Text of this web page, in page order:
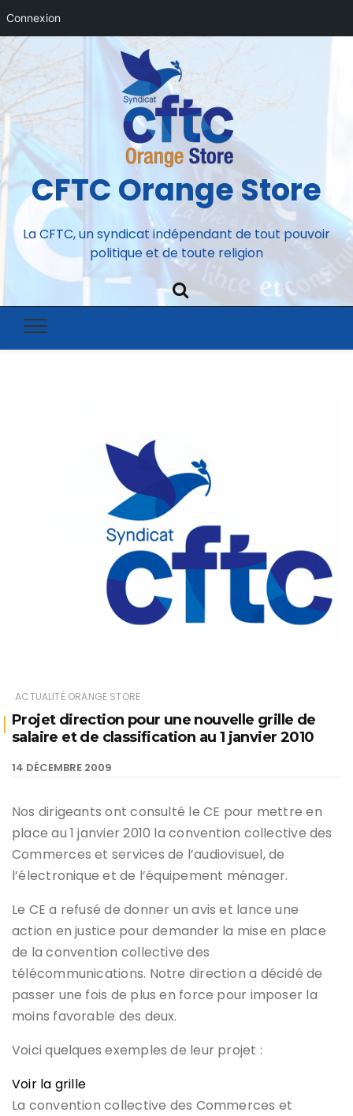
Connexion
CFTC Orange Store
La CFTC, un syndicat indépendant de tout pouvoir
politique et de toute religion
ACTUALITÉ ORANGE STORE
Projet direction pour une nouvelle grille de
salaire et de classification au 1 janvier 2010
14 DÉCEMBRE 2009
Nos dirigeants ont consulté le CE pour mettre en
place au 1 janvier 2010 la convention collective des
Commerces et services de l’audiovisuel, de
l’électronique et de l’équipement ménager.
Le CE a refusé de donner un avis et lance une
action en justice pour demander la mise en place
de la convention collective des
télécommunications. Notre direction a décidé de
passer une fois de plus en force pour imposer la
moins favorable des deux.
Voici quelques exemples de leur projet :
Voir la grille
La convention collective des Commerces et